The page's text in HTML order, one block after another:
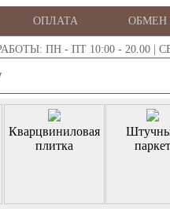
ОПЛАТА ОБМЕН
ПН - ПТ 10:00 - 20.00 | СБ
Кварцвиниловая
плитка
паркет